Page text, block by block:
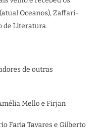
Oceanos), Zaffari-
de Literatura.
de outras
Mello e Firjan
Faria Tavares e Gilberto